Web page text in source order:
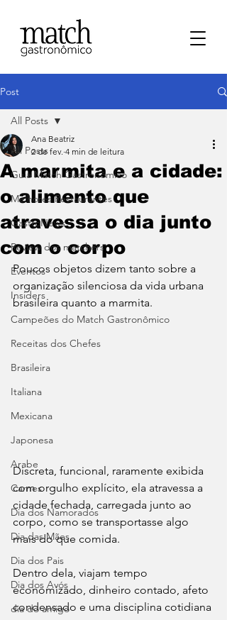
Post
All Posts
⁠Guia Match Gastronômico
Melhores Restaurantes
⁠GastroNews
Review dos matchers
Eventos
⁠Insiders
Campeões do Match Gastronômico
Receitas dos Chefes
Brasileira
Italiana
Mexicana
Japonesa
Arabe
Carnes
Dia dos Namorados
Dia das Mães
Dia dos Pais
Dia dos Avós
dia do amigo
All Posts
A marmita e a cidade:
o alimento que
atravessa o dia junto
com o corpo
Ana Beatriz
2 de fev. 4 min de leitura
Poucos objetos dizem tanto sobre a
organização silenciosa da vida urbana
brasileira quanto a marmita.
Discreta, funcional, raramente exibida
com orgulho explícito, ela atravessa a
cidade fechada, carregada junto ao
corpo, como se transportasse algo
mais do que comida.
Dentro dela, viajam tempo
economizado, dinheiro contado, afeto
condensado e uma disciplina cotidiana